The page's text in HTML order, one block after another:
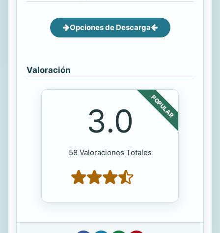
Opciones de Descarga
Valoración
POPULAR
3.0
58 Valoraciones Totales